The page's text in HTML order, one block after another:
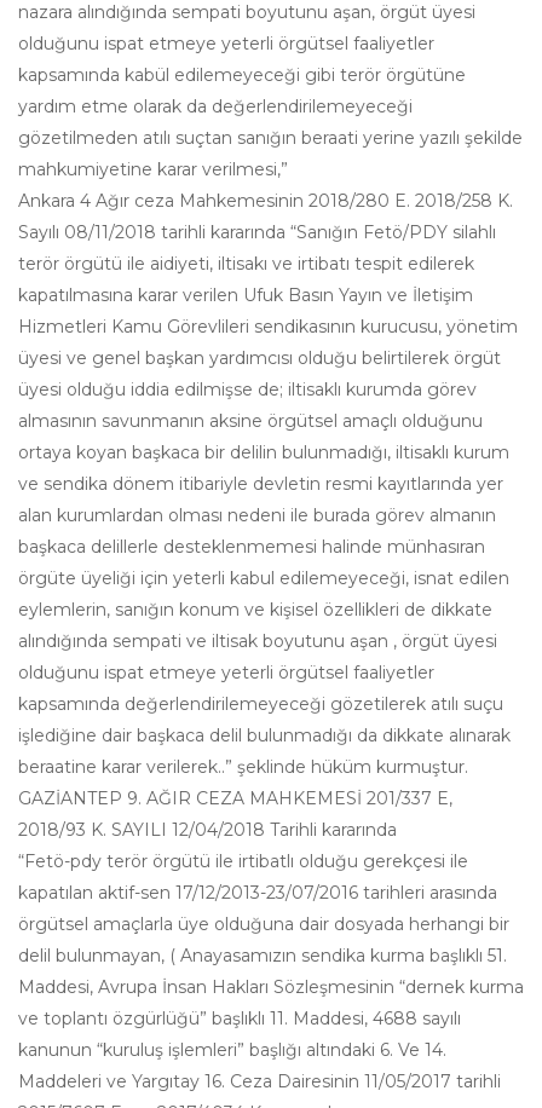
nazara alındığında sempati boyutunu aşan, örgüt üyesi
olduğunu ispat etmeye yeterli örgütsel faaliyetler
kapsamında kabül edilemeyeceği gibi terör örgütüne
yardım etme olarak da değerlendirilemeyeceği
gözetilmeden atılı suçtan sanığın beraati yerine yazılı şekilde
mahkumiyetine karar verilmesi,”
Ankara 4 Ağır ceza Mahkemesinin 2018/280 E. 2018/258 K.
Sayılı 08/11/2018 tarihli kararında “Sanığın Fetö/PDY silahlı
terör örgütü ile aidiyeti, iltisakı ve irtibatı tespit edilerek
kapatılmasına karar verilen Ufuk Basın Yayın ve İletişim
Hizmetleri Kamu Görevlileri sendikasının kurucusu, yönetim
üyesi ve genel başkan yardımcısı olduğu belirtilerek örgüt
üyesi olduğu iddia edilmişse de; iltisaklı kurumda görev
almasının savunmanın aksine örgütsel amaçlı olduğunu
ortaya koyan başkaca bir delilin bulunmadığı, iltisaklı kurum
ve sendika dönem itibariyle devletin resmi kayıtlarında yer
alan kurumlardan olması nedeni ile burada görev almanın
başkaca delillerle desteklenmemesi halinde münhasıran
örgüte üyeliği için yeterli kabul edilemeyeceği, isnat edilen
eylemlerin, sanığın konum ve kişisel özellikleri de dikkate
alındığında sempati ve iltisak boyutunu aşan , örgüt üyesi
olduğunu ispat etmeye yeterli örgütsel faaliyetler
kapsamında değerlendirilemeyeceği gözetilerek atılı suçu
işlediğine dair başkaca delil bulunmadığı da dikkate alınarak
beraatine karar verilerek..” şeklinde hüküm kurmuştur.
GAZİANTEP 9. AĞIR CEZA MAHKEMESİ 201/337 E,
2018/93 K. SAYILI 12/04/2018 Tarihli kararında
“Fetö-pdy terör örgütü ile irtibatlı olduğu gerekçesi ile
kapatılan aktif-sen 17/12/2013-23/07/2016 tarihleri arasında
örgütsel amaçlarla üye olduğuna dair dosyada herhangi bir
delil bulunmayan, ( Anayasamızın sendika kurma başlıklı 51.
Maddesi, Avrupa İnsan Hakları Sözleşmesinin “dernek kurma
ve toplantı özgürlüğü” başlıklı 11. Maddesi, 4688 sayılı
kanunun “kuruluş işlemleri” başlığı altındaki 6. Ve 14.
Maddeleri ve Yargıtay 16. Ceza Dairesinin 11/05/2017 tarihli